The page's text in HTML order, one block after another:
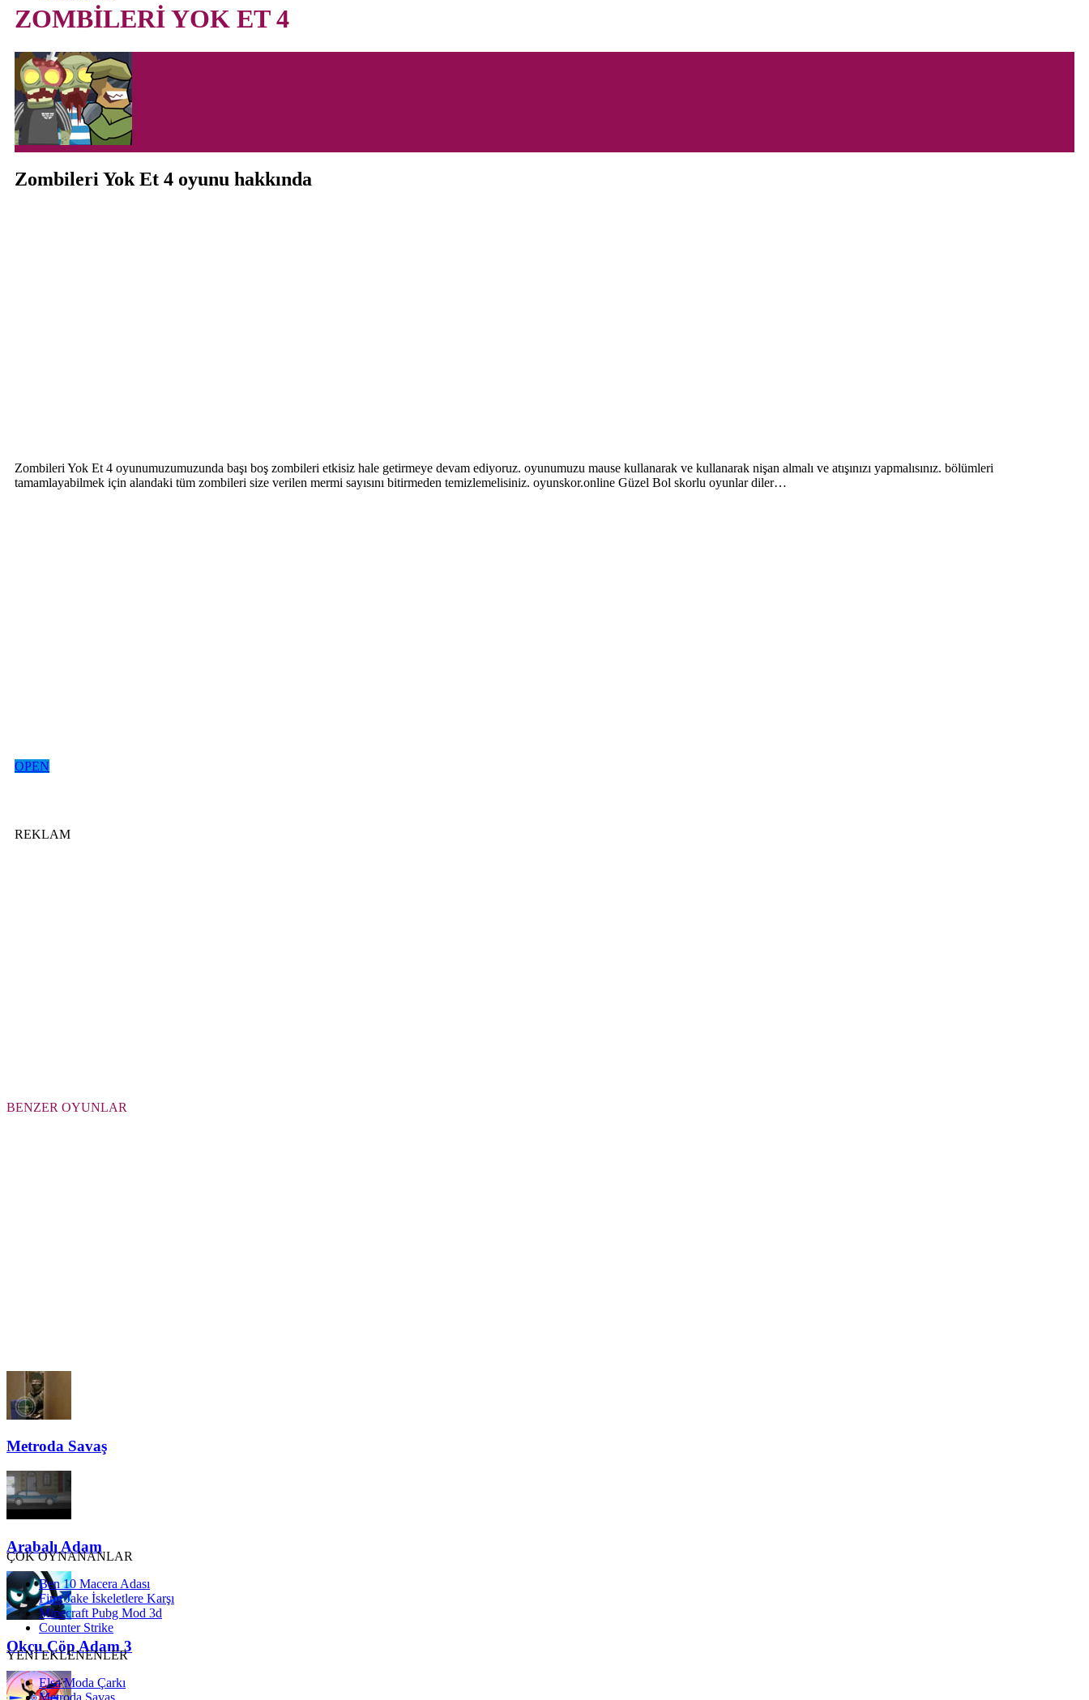
ZOMBİLERİ YOK ET 4
Zombileri Yok Et 4 oyunu hakkında
Zombileri Yok Et 4 oyunumuzumuzunda başı boş zombileri etkisiz hale getirmeye devam ediyoruz. oyunumuzu mause kullanarak ve kullanarak nişan almalı ve atışınızı yapmalısınız. bölümleri
tamamlayabilmek için alandaki tüm zombileri size verilen mermi sayısını bitirmeden temizlemelisiniz. oyunskor.online Güzel Bol skorlu oyunlar diler…
OPEN
REKLAM
BENZER OYUNLAR
Metroda Savaş
Arabalı Adam
Okçu Çöp Adam 3
ÇOK OYNANANLAR
Ben 10 Macera Adası
Finn Jake İskeletlere Karşı
Minecraft Pubg Mod 3d
Counter Strike
YENİ EKLENENLER
Elsa Moda Çarkı
Metroda Savaş